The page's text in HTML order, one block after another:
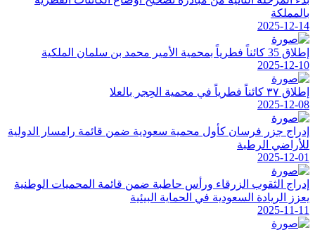
بالمملكة
2025-12-14
إطلاق 35 كائناً فطرياً بمحمية الأمير محمد بن سلمان الملكية
2025-12-10
إطلاق ٣٧ كائناً فطرياً في محمية الحِجر بالعلا
2025-12-08
إدراج جزر فرسان كأول محمية سعودية ضمن قائمة رامسار الدولية
للأراضي الرطبة
2025-12-01
إدراج الثقوب الزرقاء ورأس حاطبة ضمن قائمة المحميات الوطنية
يعزز الريادة السعودية في الحماية البيئية
2025-11-11